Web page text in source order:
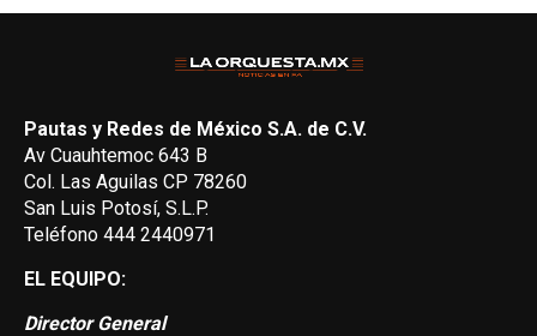
Pautas y Redes de México S.A. de C.V.
Av Cuauhtemoc 643 B
Col. Las Aguilas CP 78260
San Luis Potosí, S.L.P.
Teléfono 444 2440971
EL EQUIPO:
Director General